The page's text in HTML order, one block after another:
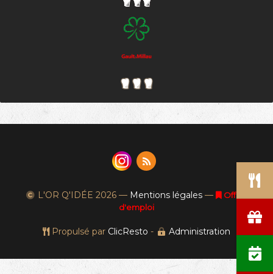
L'OR Q'IDÉE 2026 — Mentions légales —
Offres
d'emploi
Propulsé par ClicResto - Administration